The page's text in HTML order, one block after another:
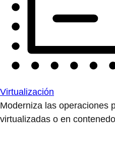
Virtualización
Moderniza las operaciones
virtualizadas o en